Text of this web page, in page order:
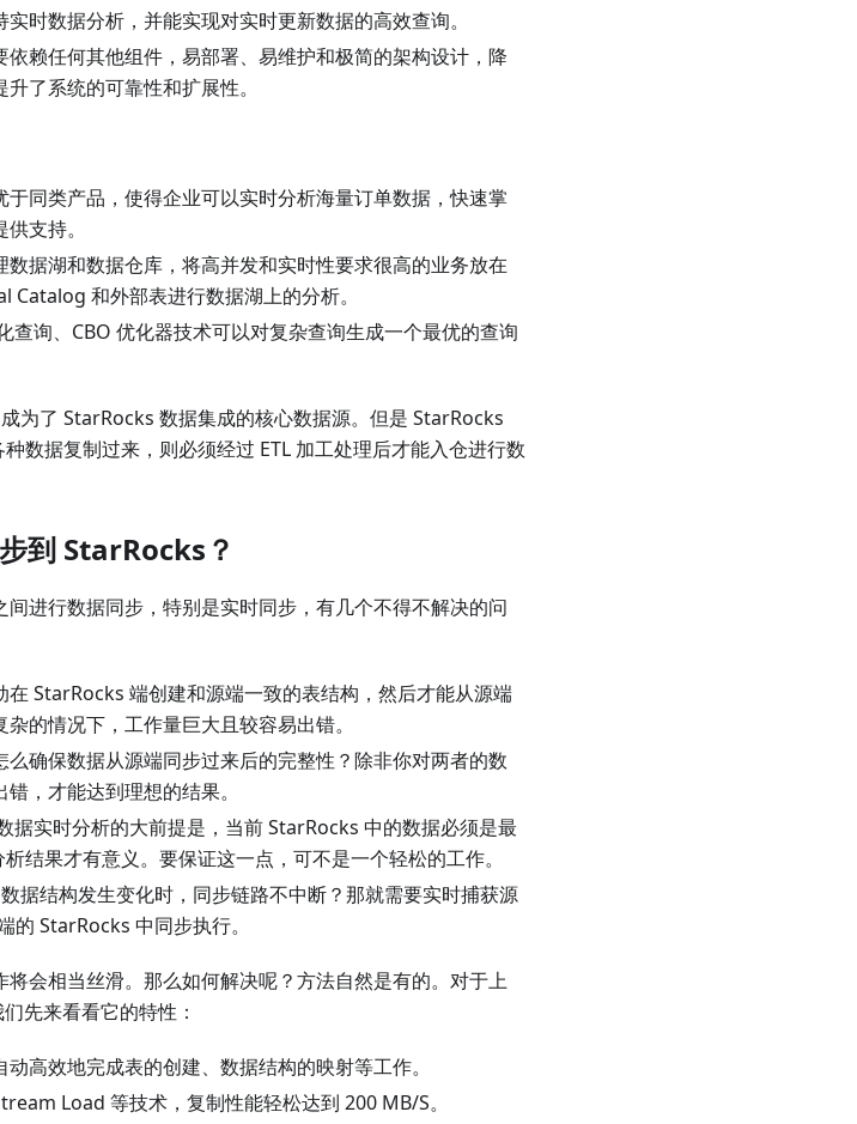
时数据分析，并能实现对实时更新数据的高效查询。
依赖任何其他组件，易部署、易维护和极简的架构设计，降
了系统的可靠性和扩展性。
同类产品，使得企业可以实时分析海量订单数据，快速掌
支持。
数据湖和数据仓库，将高并发和实时性要求很高的业务放在
和外部表进行数据湖上的分析。
查询、CBO 优化器技术可以对复杂查询生成一个最优的查询
为了 StarRocks 数据集成的核心数据源。但是 StarRocks
数据复制过来，则必须经过 ETL 加工处理后才能入仓进行数
到 StarRocks？
进行数据同步，特别是实时同步，有几个不得不解决的问
StarRocks 端创建和源端一致的表结构，然后才能从源端
的情况下，工作量巨大且较容易出错。
么确保数据从源端同步过来后的完整性？除非你对两者的数
，才能达到理想的结果。
据实时分析的大前提是，当前 StarRocks 中的数据必须是最
结果才有意义。要保证这一点，可不是一个轻松的工作。
据结构发生变化时，同步链路不中断？那就需要实时捕获源
StarRocks 中同步执行。
会相当丝滑。那么如何解决呢？方法自然是有的。对于上
先来看看它的特性：
高效地完成表的创建、数据结构的映射等工作。
Load 等技术，复制性能轻松达到 200 MB/S。